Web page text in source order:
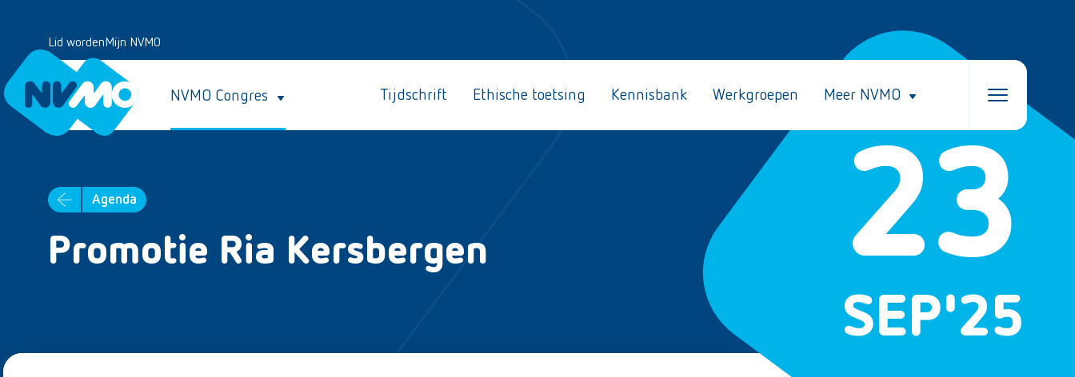
Lid wordenMijn NVMO
NVMO Congres Tijdschrift Ethische toetsing Kennisbank Werkgroepen Meer NVMO
23
SEP'25
Agenda
Promotie Ria Kersbergen